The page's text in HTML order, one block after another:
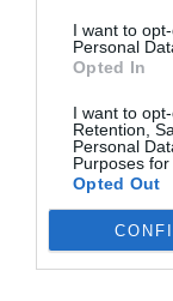
I want to
Personal
Opted In
I want to
Retention,
Personal
Purposes for
Opted Out